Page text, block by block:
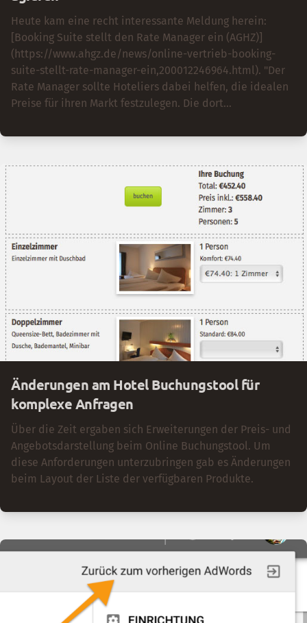
Heute kam eine recht interessante Meldung herein:
[Booking Suite stellt den Rate Manager ein (AGHZ)]
(https://www.ahgz.de/news/online-vertrieb-booking-
suite-stellt-rate-manager-ein,200012246964.html). "Der
Rate Manager sollte Hoteliers dabei helfen, die idealen
Preise für ihren Markt festzulegen. Die dort
Nachfrage sowie der Raten der Mitbewerber berechnet."
Änderungen am Hotel Buchungstool für
komplexe Anfragen
Über die Zeit ergaben sich Erweiterungen der Preis- und
Angebotsdarstellung beim Online Buchungstool. Um
diese Anforderungen unterzubringen gab es Änderungen
beim Layout der Liste der verfügbaren Produkte.